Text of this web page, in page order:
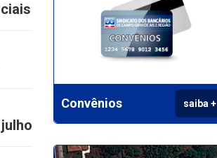
CCT - Retificadora
CCT Data-base
2020/2022
Convênios saiba +